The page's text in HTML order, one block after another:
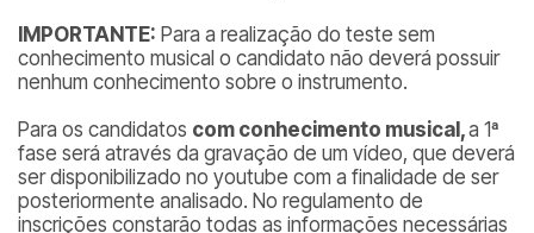
IMPORTANTE: Para a realização do teste sem
conhecimento musical o candidato não deverá possuir
nenhum conhecimento sobre o instrumento.
Para os candidatos com conhecimento musical,a 1ª
fase será através da gravação de um vídeo, que deverá
ser disponibilizado no youtube com a finalidade de ser
posteriormente analisado. No regulamento de
inscrições constarão todas as informações necessárias